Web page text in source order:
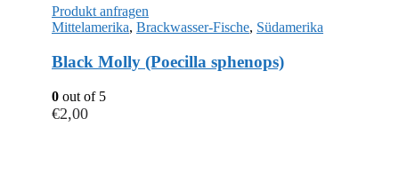
Produkt anfragen
Mittelamerika, Brackwasser-Fische, Südamerika
Black Molly (Poecilla sphenops)
0 out of 5
€2,00